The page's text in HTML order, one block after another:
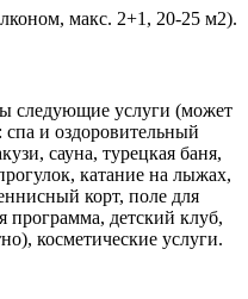
макс. 2+1, 20-25 м2).
следующие услуги (может
спа и оздоровительный
сауна, турецкая баня,
катание на лыжах,
корт, поле для
программа, детский клуб,
косметические услуги.